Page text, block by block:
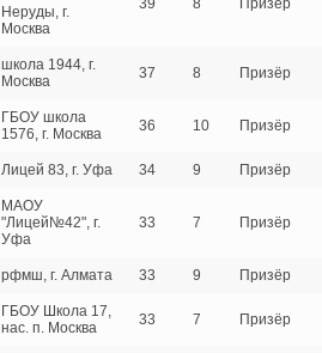
Неруды, г.
Москва
школа 1944, г.
Москва
37 8 Призёр
ГБОУ школа
1576, г. Москва
36 10 Призёр
Лицей 83, г. Уфа 34 9 Призёр
МАОУ
"Лицей№42", г.
Уфа
33 7 Призёр
рфмш, г. Алмата 33 9 Призёр
ГБОУ Школа 17,
нас. п. Москва
33 7 Призёр